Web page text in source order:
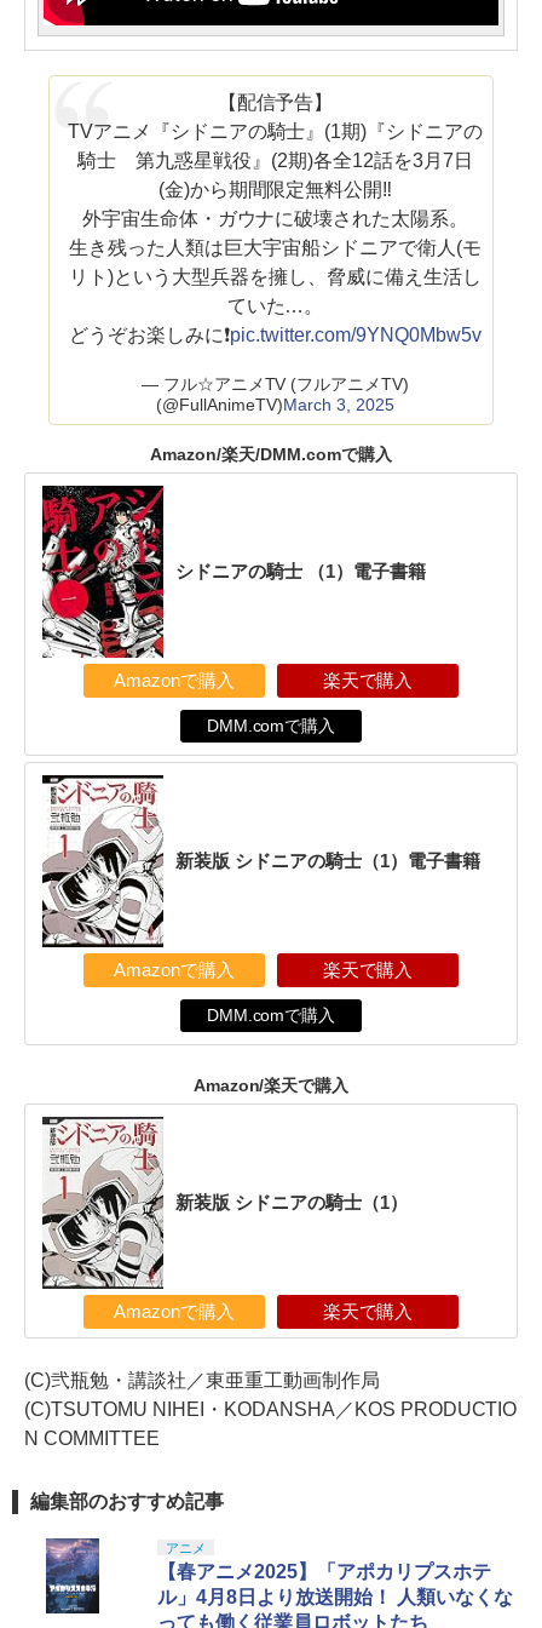
【配信予告】
TVアニメ『シドニアの騎士』(1期)『シドニアの
騎士 第九惑星戦役』(2期)各全12話を3月7日
(金)から期間限定無料公開‼️
外宇宙生命体・ガウナに破壊された太陽系。
生き残った人類は巨大宇宙船シドニアで衛人(モ
リト)という大型兵器を擁し、脅威に備え生活し
ていた…。
どうぞお楽しみに❗️pic.twitter.com/9YNQ0Mbw5v
— フル☆アニメTV (フルアニメTV)
(@FullAnimeTV)March 3, 2025
Amazon/楽天/DMM.comで購入
シドニアの騎士 （1）電子書籍
Amazonで購入 楽天で購入
DMM.comで購入
新装版 シドニアの騎士（1）電子書籍
Amazonで購入 楽天で購入
DMM.comで購入
Amazon/楽天で購入
新装版 シドニアの騎士（1）
Amazonで購入 楽天で購入
(C)弐瓶勉・講談社／東亜重工動画制作局
(C)TSUTOMU NIHEI・KODANSHA／KOS PRODUCTIO
N COMMITTEE
編集部のおすすめ記事
アニメ
【春アニメ2025】「アポカリプスホテ
ル」4月8日より放送開始！ 人類いなくな
っても働く従業員ロボットたち